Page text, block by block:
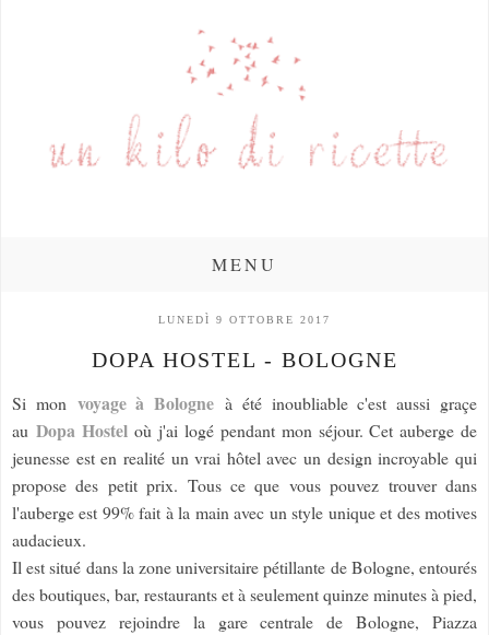
MENU
LUNEDÌ 9 OTTOBRE 2017
DOPA HOSTEL - BOLOGNE
Si mon voyage à Bologne à été inoubliable c'est aussi graçe
au Dopa Hosteloù j'ai logé pendant mon séjour. Cet auberge de
jeunesse est en realité un vrai hôtel avec un design incroyable qui
propose des petit prix. Tous ce que vous pouvez trouver dans
l'auberge est 99% fait à la main avec un style unique et des motives
audacieux.
Il est situé dans la zone universitaire pétillante de Bologne, entourés
des boutiques, bar, restaurants et à seulement quinze minutes à pied,
vous pouvez rejoindre la gare centrale de Bologne, Piazza